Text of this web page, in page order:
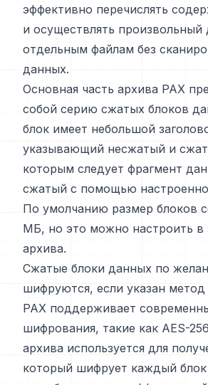
эффективно перечислять
и осуществлять произвольный
отдельным файлам без
данных.
Основная часть архива PAX
собой серию сжатых блоков
блок имеет небольшой
указывающий несжатый и
которым следует фрагмент
сжатый с помощью
По умолчанию размер блоков
МБ, но это можно настроить в
архива.
Сжатые блоки данных по
шифруются, если указан
PAX поддерживает
шифрования, такие как AES-
архива используется для
который шифрует каждый